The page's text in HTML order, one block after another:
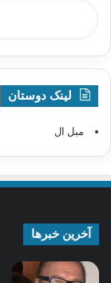
لینک دوستان
مبل ال
آخرین خبرها